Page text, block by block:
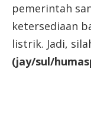
pemerintah
ketersediaan
listrik. Jadi,
(jay/sul/